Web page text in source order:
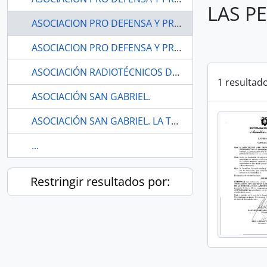
ASOCIACION PRO DEFENSA Y PROTECCION DE LAS PERSONAS DE LA TERCERA EDAD.
ASOCIACION PRO DEFENSA Y PROTECCION DE LAS PERSONAS DE LA TERCERA EDAD. LA LIBERTAD-SANTA ELENA
ASOCIACIÓN RADIOTÉCNICOS DE CHIMBORAZO
ASOCIACIÓN SAN GABRIEL.
ASOCIACIÓN SAN GABRIEL. LA TRONCAL-CAÑAR
...
Restringir resultados por:
LAS
1